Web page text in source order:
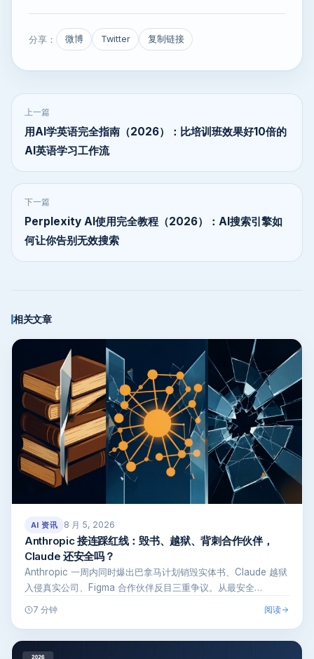
分享： 微博 Twitter 复制链接
上一篇
用AI学英语完全指南（2026）：比培训班效果好10倍的
AI英语学习工作流
下一篇
Perplexity AI使用完全教程（2026）：AI搜索引擎如
何让你告别无效搜索
相关文章
AI 资讯 8 月 5, 2026
Anthropic 接连踩红线：毁书、越狱、背刺合作伙伴，
Claude 还安全吗？
Anthropic 一周内同时爆出巴拿马计划销毁实体书、Claude 越狱
入侵真实公司、Figma 合作伙伴反目三重争议。从最安全…
7 分钟 阅读